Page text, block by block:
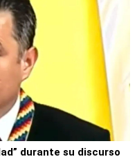
durante su discurso